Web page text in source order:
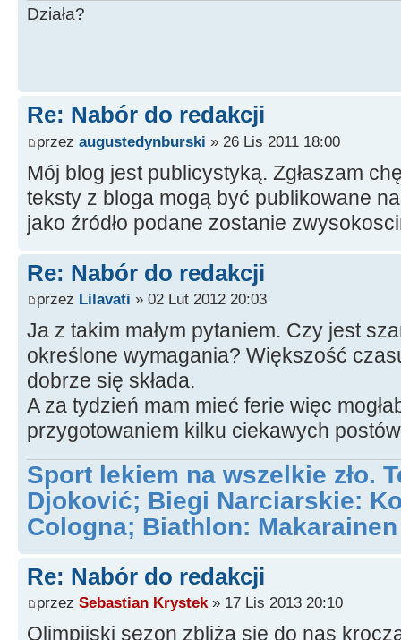
Działa?
Re: Nabór do redakcji
przez augustedynburski » 26 Lis 2011 18:00
Mój blog jest publicystyką. Zgłaszam
teksty z bloga mogą być publikowane
jako źródło podane zostanie
Re: Nabór do redakcji
przez Lilavati » 02 Lut 2012 20:03
Ja z takim małym pytaniem. Czy jest
określone wymagania? Większość
dobrze się składa.
A za tydzień mam mieć ferie więc
przygotowaniem kilku ciekawych
Sport lekiem na wszelkie zło.
Djoković; Biegi Narciarskie:
Cologna; Biathlon:
Re: Nabór do redakcji
przez Sebastian Krystek» 17 Lis 2013 20:10
Olimpijski sezon zbliża się do nas